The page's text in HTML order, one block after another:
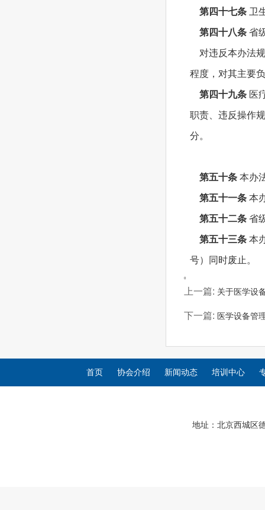
第四十七条 卫
第四十八条 省
对违反本办法规
程度，对其主要
第四十九条 医
职责、违反操作
分。
第五十条 本办
第五十一条 本
第五十二条 省
第五十三条 本
号）同时废止。
0
上一篇: 关于医学设
下一篇: 医学设备管
首页 协会介绍 新闻动态 培训中心
地址：北京西城区